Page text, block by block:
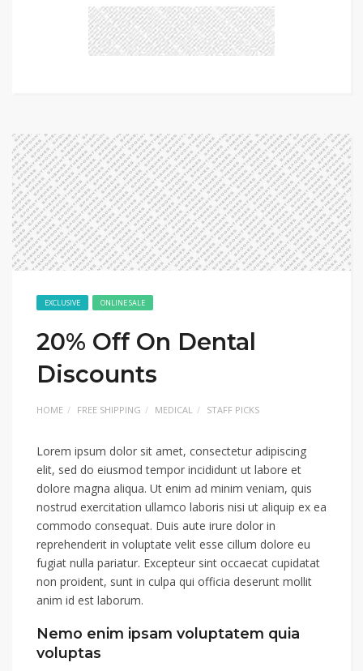
EXCLUSIVE ONLINE SALE
20% Off On Dental
Discounts
HOME FREE SHIPPING MEDICAL STAFF PICKS
Lorem ipsum dolor sit amet, consectetur adipiscing
elit, sed do eiusmod tempor incididunt ut labore et
dolore magna aliqua. Ut enim ad minim veniam, quis
nostrud exercitation ullamco laboris nisi ut aliquip ex ea
commodo consequat. Duis aute irure dolor in
reprehenderit in voluptate velit esse cillum dolore eu
fugiat nulla pariatur. Excepteur sint occaecat cupidatat
non proident, sunt in culpa qui officia deserunt mollit
anim id est laborum.
Nemo enim ipsam voluptatem quia
voluptas